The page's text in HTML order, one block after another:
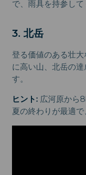
で、雨具を持参して
3. 北岳
登る価値のある壮
に高い山、北岳の
す。
ヒント: 広河原から
夏の終わりが最適で